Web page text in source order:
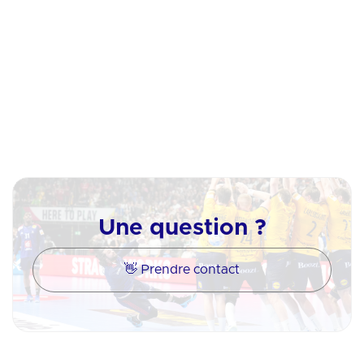
Une question ?
👋 Prendre contact